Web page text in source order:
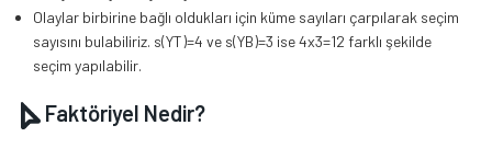
Olaylar birbirine bağlı oldukları için küme sayıları çarpılarak seçim
sayısını bulabiliriz. s(YT)=4 ve s(YB)=3 ise 4x3=12 farklı şekilde
seçim yapılabilir.
Faktöriyel Nedir?